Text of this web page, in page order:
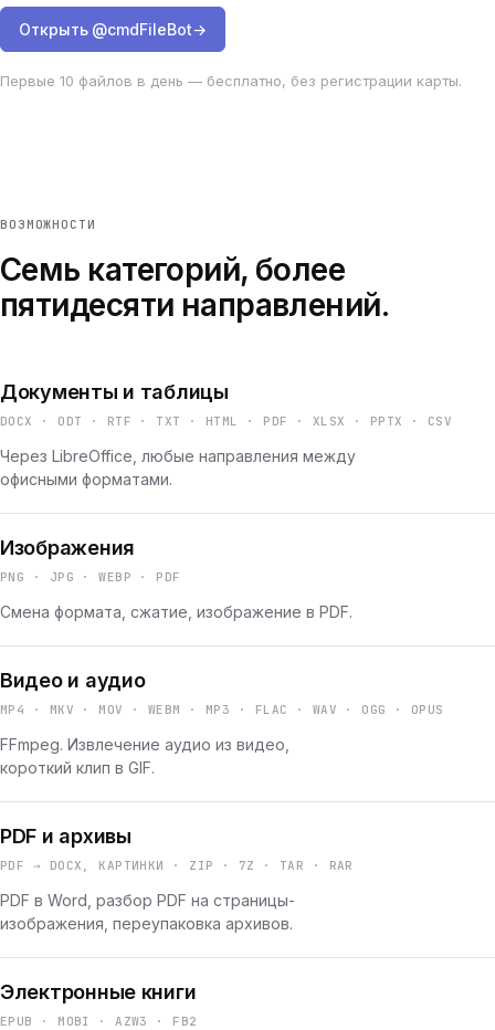
Открыть @cmdFileBot→
Первые 10 файлов в день — бесплатно, без регистрации карты.
ВОЗМОЖНОСТИ
Семь категорий, более
пятидесяти направлений.
Документы и таблицы
DOCX · ODT · RTF · TXT · HTML · PDF · XLSX · PPTX · CSV
Через LibreOffice, любые направления между
офисными форматами.
Изображения
PNG · JPG · WEBP · PDF
Смена формата, сжатие, изображение в PDF.
Видео и аудио
MP4 · MKV · MOV · WEBM · MP3 · FLAC · WAV · OGG · OPUS
FFmpeg. Извлечение аудио из видео,
короткий клип в GIF.
PDF и архивы
PDF → DOCX, КАРТИНКИ · ZIP · 7Z · TAR · RAR
PDF в Word, разбор PDF на страницы-
изображения, переупаковка архивов.
Электронные книги
EPUB · MOBI · AZW3 · FB2